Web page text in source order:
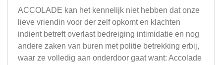
ACCOLADE kan het kennelijk niet hebben dat onze
lieve vriendin voor der zelf opkomt en klachten
indient betreft overlast bedreiging intimidatie en nog
andere zaken van buren met politie betrekking erbij,
waar ze volledig aan onderdoor gaat want: Accolade